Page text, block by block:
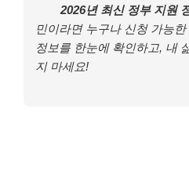
2026년 최신 정부 지원
민이라면 누구나 신청 가능
정보를 한눈에 확인하고, 내
지 마세요!